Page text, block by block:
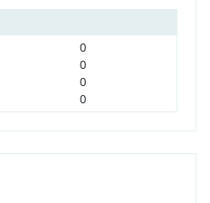
0
0
0
0